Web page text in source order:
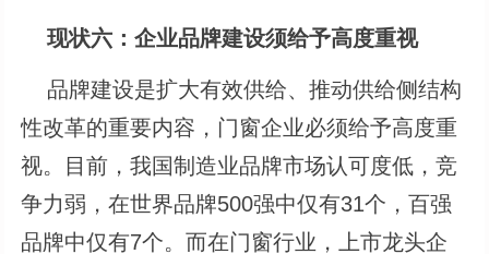
现状六：企业品牌建设须给予高度重视
品牌建设是扩大有效供给、推动供给侧结构
性改革的重要内容，门窗企业必须给予高度重
视。目前，我国制造业品牌市场认可度低，竞
争力弱，在世界品牌500强中仅有31个，百强
品牌中仅有7个。而在门窗行业，上市龙头企